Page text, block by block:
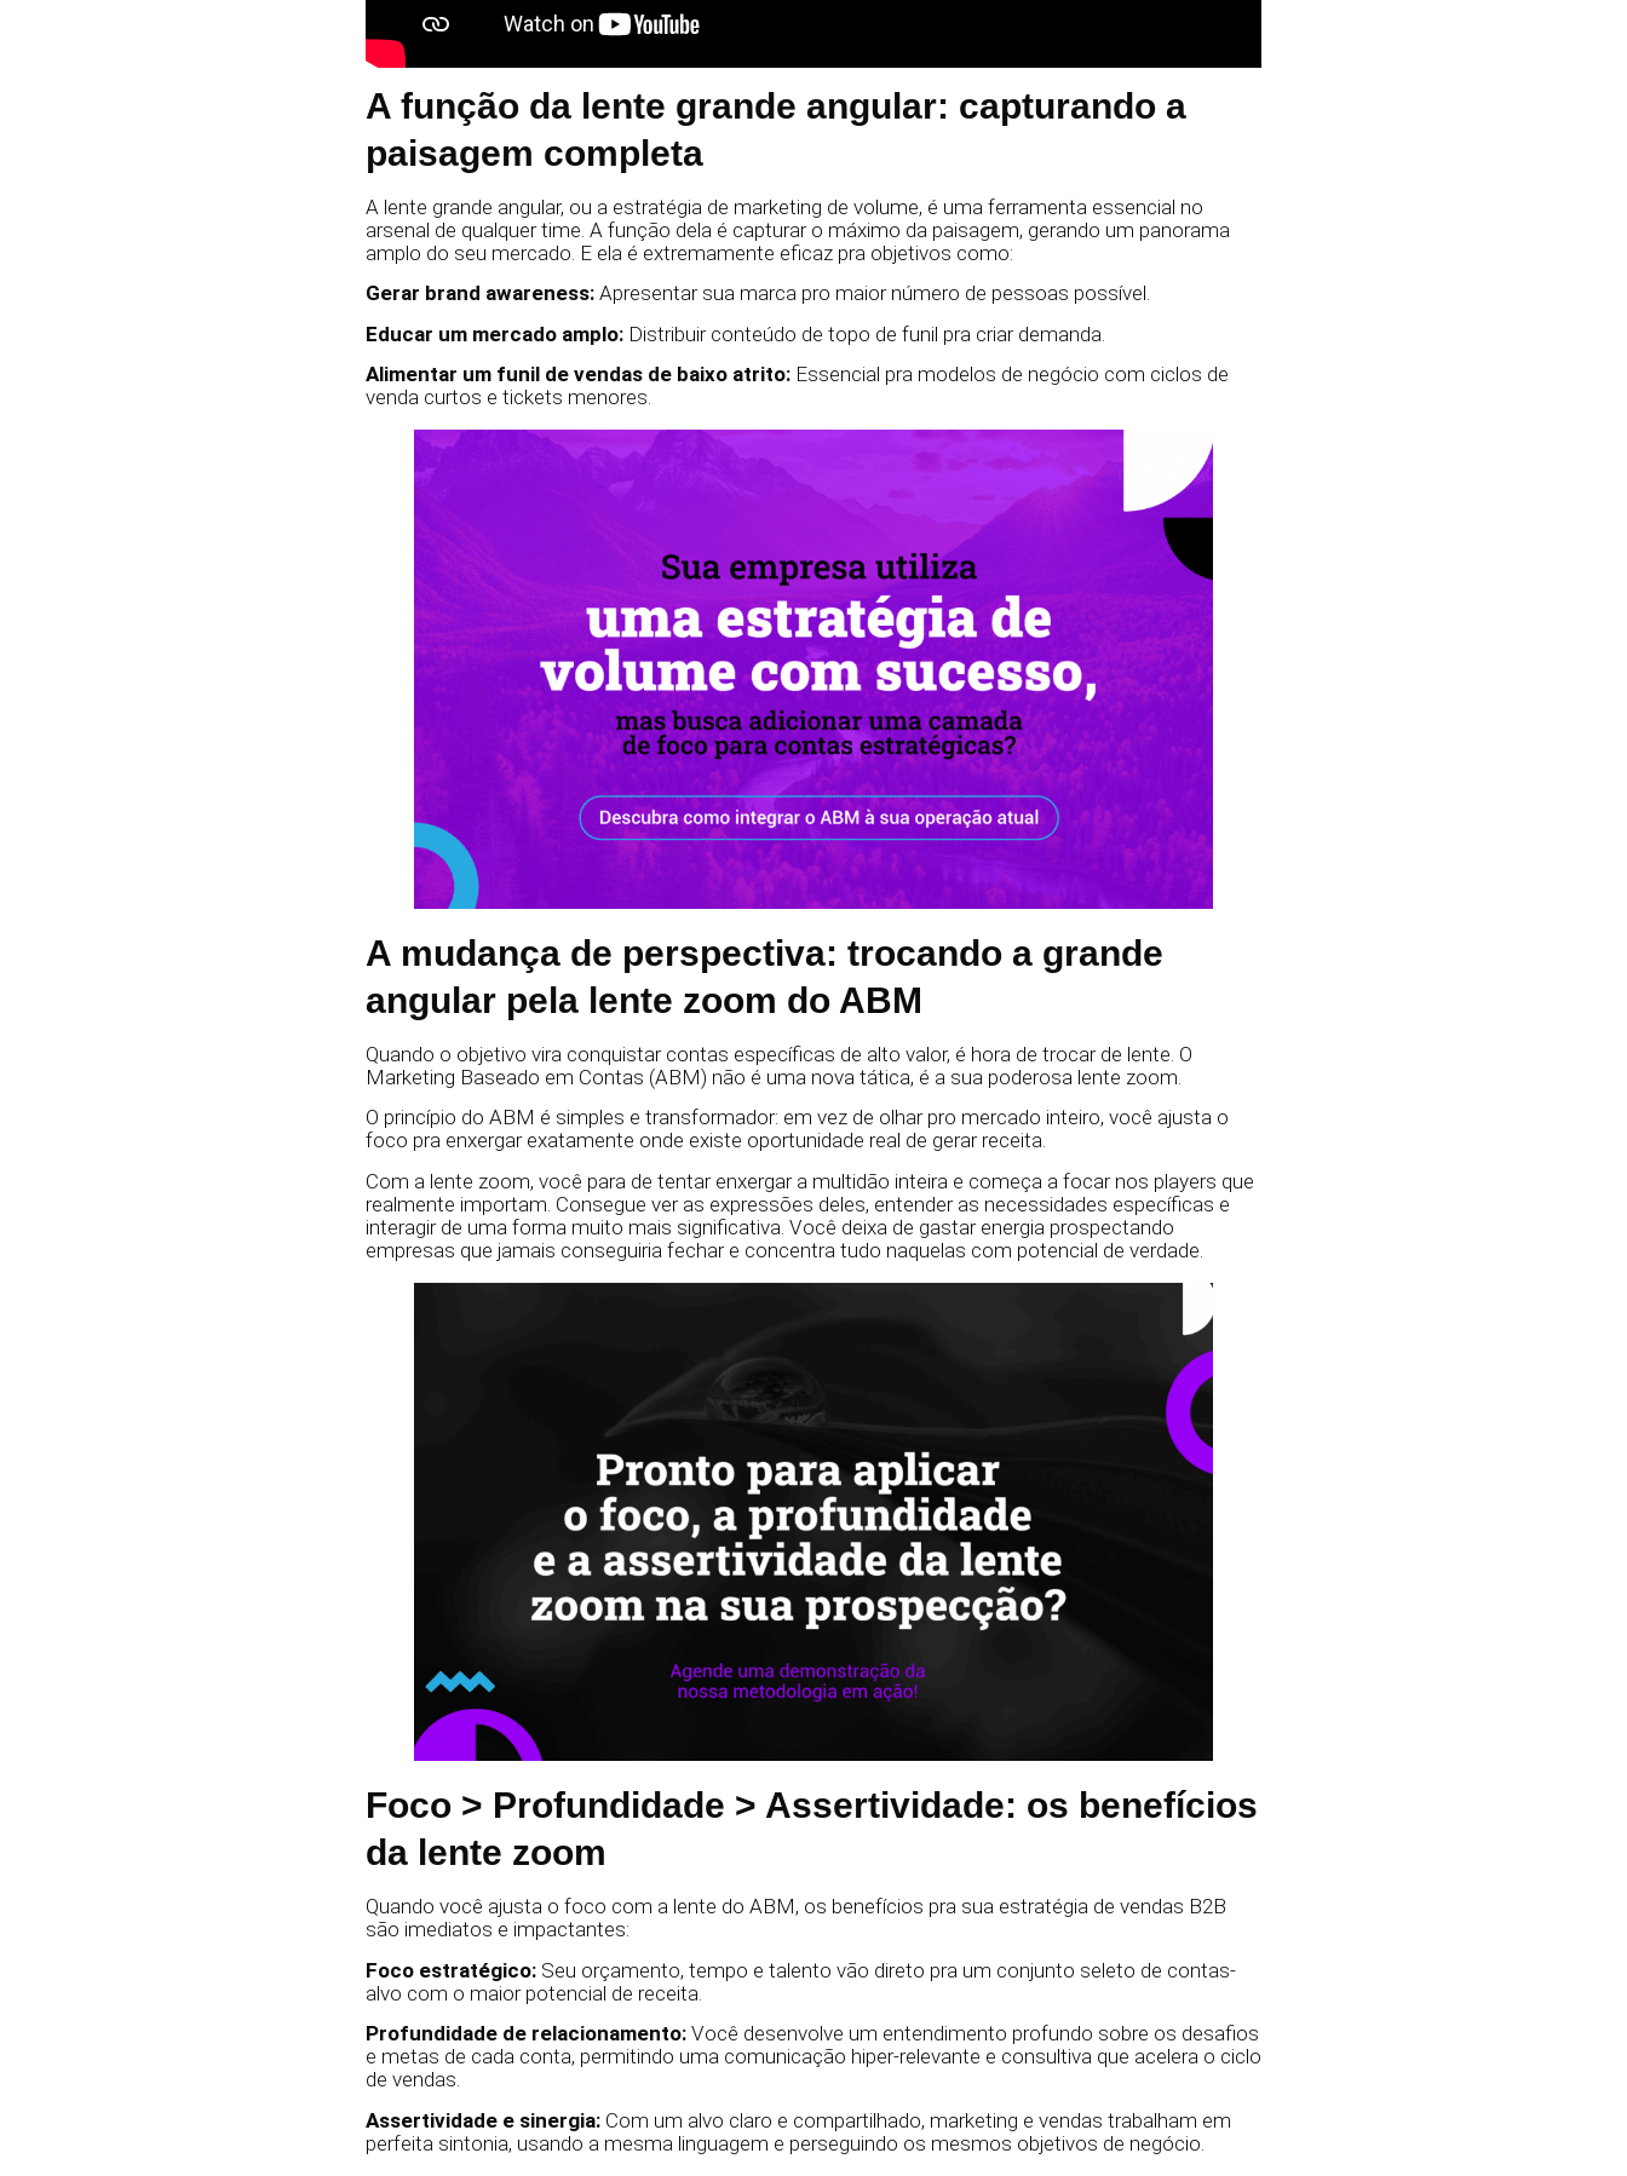
A função da lente grande angular: capturando a
paisagem completa
A lente grande angular, ou a estratégia de marketing de volume, é uma ferramenta essencial no
arsenal de qualquer time. A função dela é capturar o máximo da paisagem, gerando um panorama
amplo do seu mercado. E ela é extremamente eficaz pra objetivos como:
Gerar brand awareness: Apresentar sua marca pro maior número de pessoas possível.
Educar um mercado amplo: Distribuir conteúdo de topo de funil pra criar demanda.
Alimentar um funil de vendas de baixo atrito: Essencial pra modelos de negócio com ciclos de
venda curtos e tickets menores.
A mudança de perspectiva: trocando a grande
angular pela lente zoom do ABM
Quando o objetivo vira conquistar contas específicas de alto valor, é hora de trocar de lente. O
Marketing Baseado em Contas (ABM) não é uma nova tática, é a sua poderosa lente zoom.
O princípio do ABM é simples e transformador: em vez de olhar pro mercado inteiro, você ajusta o
foco pra enxergar exatamente onde existe oportunidade real de gerar receita.
Com a lente zoom, você para de tentar enxergar a multidão inteira e começa a focar nos players que
realmente importam. Consegue ver as expressões deles, entender as necessidades específicas e
interagir de uma forma muito mais significativa. Você deixa de gastar energia prospectando
empresas que jamais conseguiria fechar e concentra tudo naquelas com potencial de verdade.
Foco > Profundidade > Assertividade: os benefícios
da lente zoom
Quando você ajusta o foco com a lente do ABM, os benefícios pra sua estratégia de vendas B2B
são imediatos e impactantes:
Foco estratégico: Seu orçamento, tempo e talento vão direto pra um conjunto seleto de contas-
alvo com o maior potencial de receita.
Profundidade de relacionamento: Você desenvolve um entendimento profundo sobre os desafios
e metas de cada conta, permitindo uma comunicação hiper-relevante e consultiva que acelera o ciclo
de vendas.
Assertividade e sinergia: Com um alvo claro e compartilhado, marketing e vendas trabalham em
perfeita sintonia, usando a mesma linguagem e perseguindo os mesmos objetivos de negócio.